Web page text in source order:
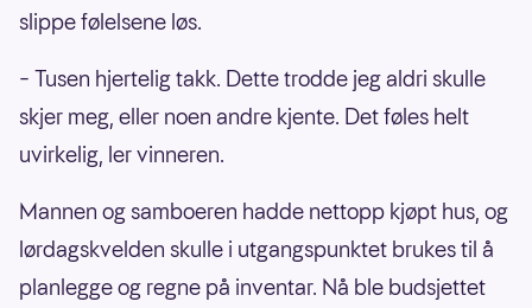
slippe følelsene løs.
– Tusen hjertelig takk. Dette trodde jeg aldri skulle
skjer meg, eller noen andre kjente. Det føles helt
uvirkelig, ler vinneren.
Mannen og samboeren hadde nettopp kjøpt hus, og
lørdagskvelden skulle i utgangspunktet brukes til å
planlegge og regne på inventar. Nå ble budsjettet